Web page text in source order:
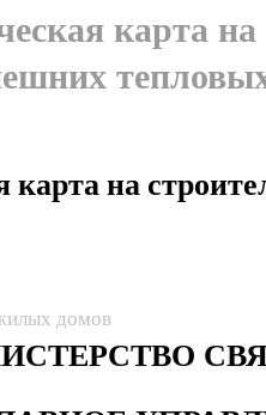
карта
карта на
домов